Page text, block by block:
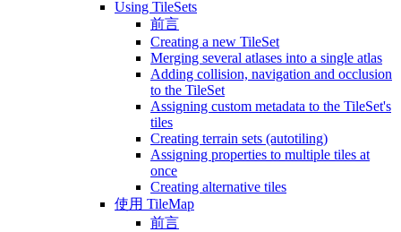
Using TileSets
前言
Creating a new TileSet
Merging several atlases into a single atlas
Adding collision, navigation and occlusion
to the TileSet
Assigning custom metadata to the TileSet's
tiles
Creating terrain sets (autotiling)
Assigning properties to multiple tiles at
once
Creating alternative tiles
使用 TileMap
前言